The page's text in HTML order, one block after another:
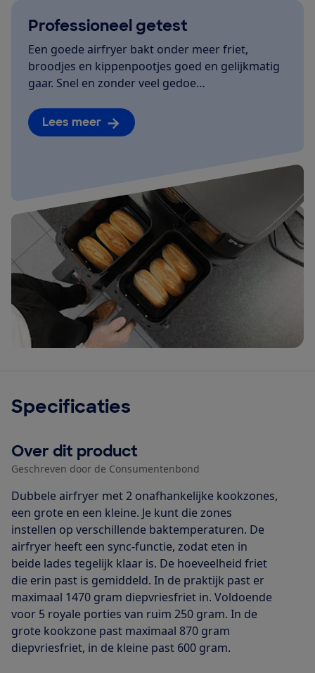
Professioneel getest
Een goede airfryer bakt onder meer friet,
broodjes en kippenpootjes goed en gelijkmatig
gaar. Snel en zonder veel gedoe…
Lees meer
Specificaties
Over dit product
Geschreven door de Consumentenbond
Dubbele airfryer met 2 onafhankelijke kookzones,
een grote en een kleine. Je kunt die zones
instellen op verschillende baktemperaturen. De
airfryer heeft een sync-functie, zodat eten in
beide lades tegelijk klaar is. De hoeveelheid friet
die erin past is gemiddeld. In de praktijk past er
maximaal 1470 gram diepvriesfriet in. Voldoende
voor 5 royale porties van ruim 250 gram. In de
grote kookzone past maximaal 870 gram
diepvriesfriet, in de kleine past 600 gram.